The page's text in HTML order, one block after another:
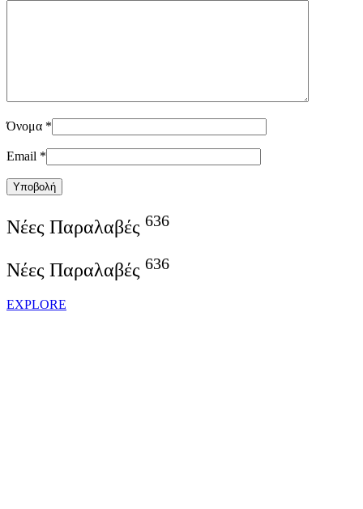
Όνομα *
Email *
Υποβολή
Νέες Παραλαβές 636
Νέες Παραλαβές 636
EXPLORE